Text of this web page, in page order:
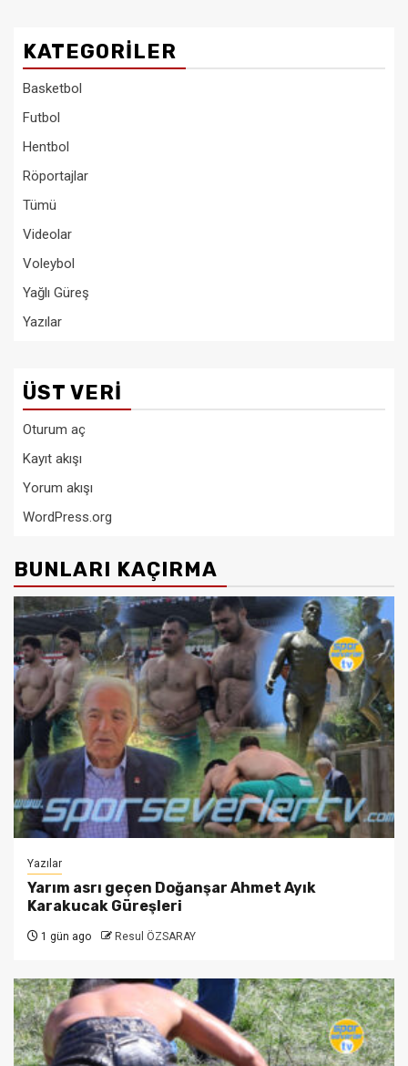
KATEGORILER
Basketbol
Futbol
Hentbol
Röportajlar
Tümü
Videolar
Voleybol
Yağlı Güreş
Yazılar
ÜST VERI
Oturum aç
Kayıt akışı
Yorum akışı
WordPress.org
BUNLARI KAÇIRMA
Yazılar
Yarım asrı geçen Doğanşar Ahmet Ayık
Karakucak Güreşleri
1 gün ago Resul ÖZSARAY